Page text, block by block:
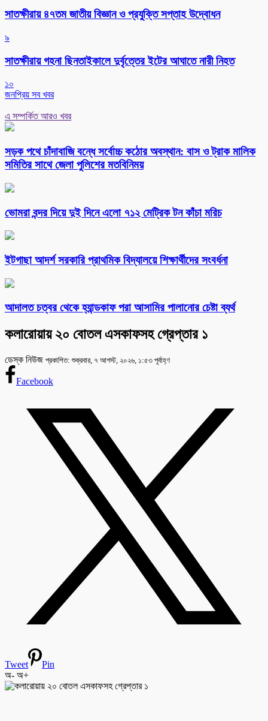
সাতক্ষীরায় ৪৭তম জাতীয় বিজ্ঞান ও প্রযুক্তি সপ্তাহ উদ্বোধন
৯
সাতক্ষীরায় গহনা ছিনতাইকালে দুর্বৃত্তের ইটের আঘাতে নারী নিহত
১০
জনপ্রিয় সব খবর
এ সম্পর্কিত আরও খবর
সড়ক পথে চাঁদাবাজি বন্ধে সর্বোচ্চ কঠোর অবস্থান: বাস ও ট্রাক মালিক
সমিতির সাথে জেলা পুলিশের মতবিনিময়
ভোমরা বন্দর দিয়ে দুই দিনে এলো ৭১২ মেট্রিক টন কাঁচা মরিচ
ইটগাছা আদর্শ সরকারি প্রাথমিক বিদ্যালয়ে শিক্ষার্থীদের সংবর্ধনা
আদালত চত্বর থেকে হ্যান্ডকাফ পরা আসামির পালানোর চেষ্টা ব্যর্থ
কলারোয়ায় ২০ বোতল এসকাফসহ গ্রেপ্তার ১
ডেস্ক নিউজ প্রকাশিত: শুক্রবার, ৭ আগস্ট, ২০২৬, ১:৫৩ পূর্বাহ্ণ
Facebook
Tweet
Pin
অ- অ+